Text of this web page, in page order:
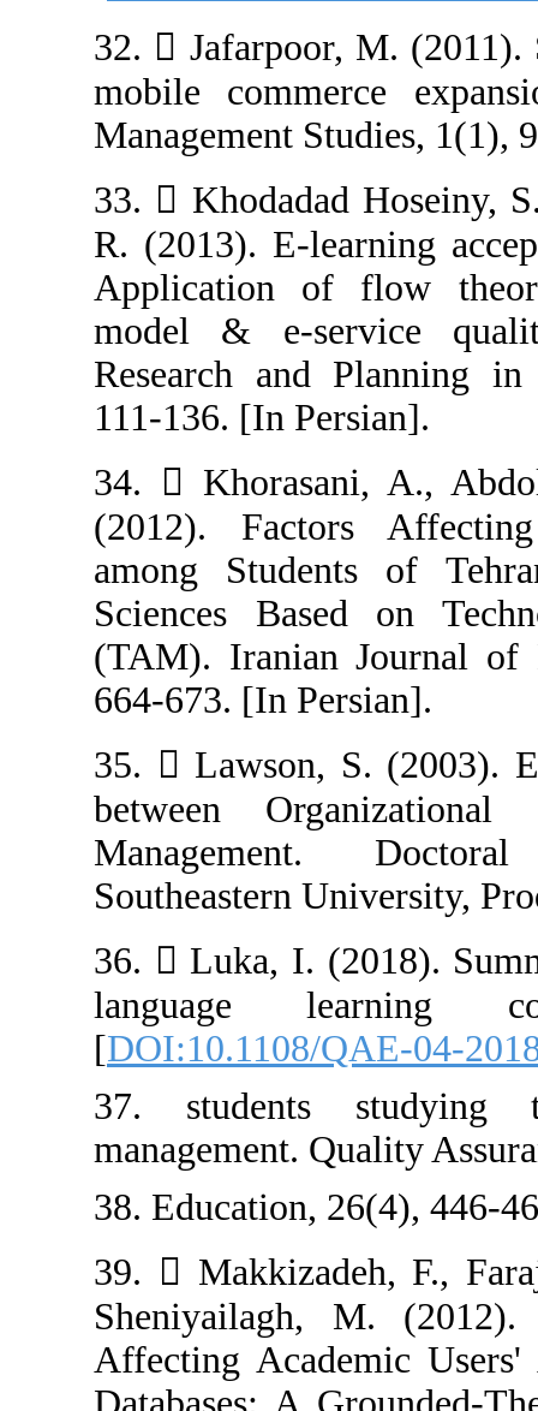
32. 
mobile
Management
33. 
R. (2013). E-
Application
model & e-
Research and
111-136. [In
34. 
(2012).
among
Sciences
(TAM). Iranian
664-673. [In
35.  Lawson,
between
Southeastern
36.  Luka, I.
language
[DOI:10.1108/
37. students
management.
38. Education,
39. 
Sheniyailagh,
Affecting